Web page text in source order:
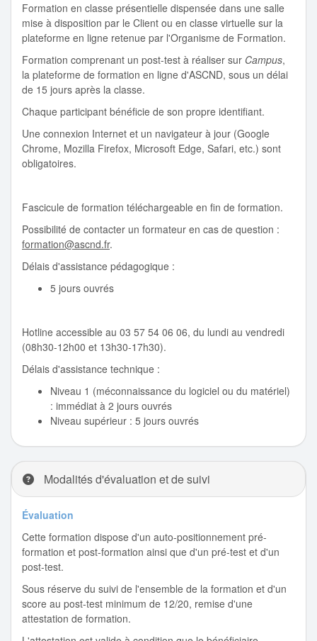
Formation en classe présentielle dispensée dans une salle
mise à disposition par le Client ou en classe virtuelle sur la
plateforme en ligne retenue par l'Organisme de Formation.
Formation comprenant un post-test à réaliser sur Campus,
la plateforme de formation en ligne d'ASCND, sous un délai
de 15 jours après la classe.
Chaque participant bénéficie de son propre identifiant.
Une connexion Internet et un navigateur à jour (Google
Chrome, Mozilla Firefox, Microsoft Edge, Safari, etc.) sont
obligatoires.
Fascicule de formation téléchargeable en fin de formation.
Possibilité de contacter un formateur en cas de question :
formation@ascnd.fr.
Délais d'assistance pédagogique :
5 jours ouvrés
Hotline accessible au 03 57 54 06 06, du lundi au vendredi
(08h30-12h00 et 13h30-17h30).
Délais d'assistance technique :
Niveau 1 (méconnaissance du logiciel ou du matériel)
: immédiat à 2 jours ouvrés
Niveau supérieur : 5 jours ouvrés
Modalités d'évaluation et de suivi
Évaluation
Cette formation dispose d'un auto-positionnement pré-
formation et post-formation ainsi que d'un pré-test et d'un
post-test.
Sous réserve du suivi de l'ensemble de la formation et d'un
score au post-test minimum de 12/20, remise d'une
attestation de formation.